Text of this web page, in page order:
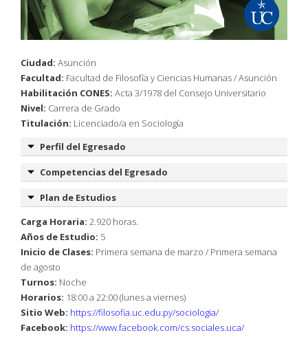
Ciudad: Asunción
Facultad: Facultad de Filosofía y Ciencias Humanas / Asunción
Habilitación CONES: Acta 3/1978 del Consejo Universitario
Nivel: Carrera de Grado
Titulación: Licenciado/a en Sociología
Perfil del Egresado
Competencias del Egresado
Plan de Estudios
Carga Horaria: 2.920 horas.
Años de Estudio: 5
Inicio de Clases: Primera semana de marzo / Primera semana
de agosto
Turnos: Noche
Horarios: 18:00 a 22:00 (lunes a viernes)
Sitio Web: https://filosofia.uc.edu.py/sociologia/
Facebook: https://www.facebook.com/cs.sociales.uca/